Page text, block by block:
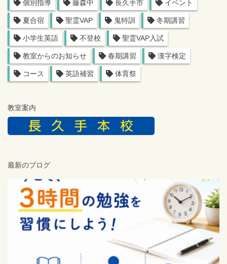
個別指導 藤森中 長久手市 イベント
夏合宿 聖霊VAP 鬼特訓 冬期講習
小学生英語 不登校 聖霊VAP入試
教室からのお知らせ 春期講習 漢字検定
コース 英語補習 体育祭
教室案内
最新のブログ